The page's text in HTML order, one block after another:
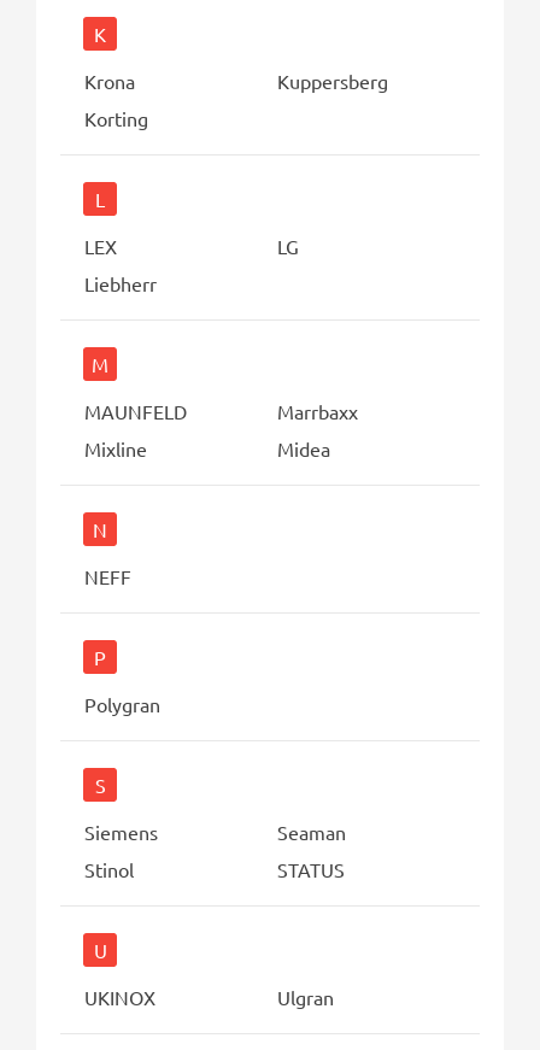
K
Krona
Kuppersberg
Korting
L
LEX
LG
Liebherr
M
MAUNFELD
Marrbaxx
Mixline
Midea
N
NEFF
P
Polygran
S
Siemens
Seaman
Stinol
STATUS
U
UKINOX
Ulgran